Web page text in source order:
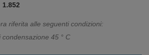
1.852
riferita alle seguenti condizioni:
45 ° C